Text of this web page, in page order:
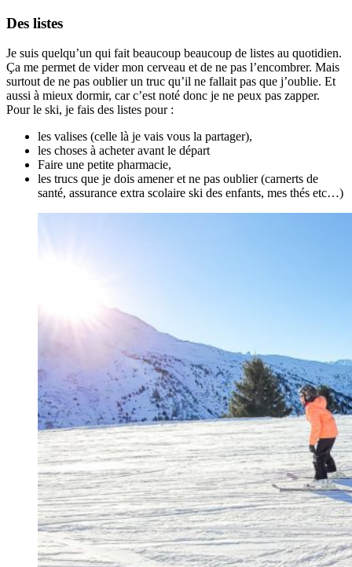
Des listes
Je suis quelqu’un qui fait beaucoup beaucoup de listes au quotidien.
Ça me permet de vider mon cerveau et de ne pas l’encombrer. Mais
surtout de ne pas oublier un truc qu’il ne fallait pas que j’oublie. Et
aussi à mieux dormir, car c’est noté donc je ne peux pas zapper.
Pour le ski, je fais des listes pour :
les valises (celle là je vais vous la partager),
les choses à acheter avant le départ
Faire une petite pharmacie,
les trucs que je dois amener et ne pas oublier (carnerts de
santé, assurance extra scolaire ski des enfants, mes thés etc…)